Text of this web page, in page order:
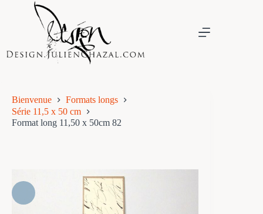
Bienvenue
Formats longs
Série 11,5 x 50 cm
Format long 11,50 x 50cm 82